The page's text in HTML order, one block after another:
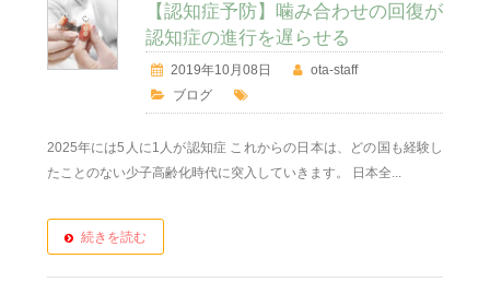
【認知症予防】噛み合わせの回復が
認知症の進行を遅らせる
2019年10月08日
ota-staff
ブログ
2025年には5人に1人が認知症 これからの日本は、どの国も経験し
たことのない少子高齢化時代に突入していきます。 日本全...
続きを読む